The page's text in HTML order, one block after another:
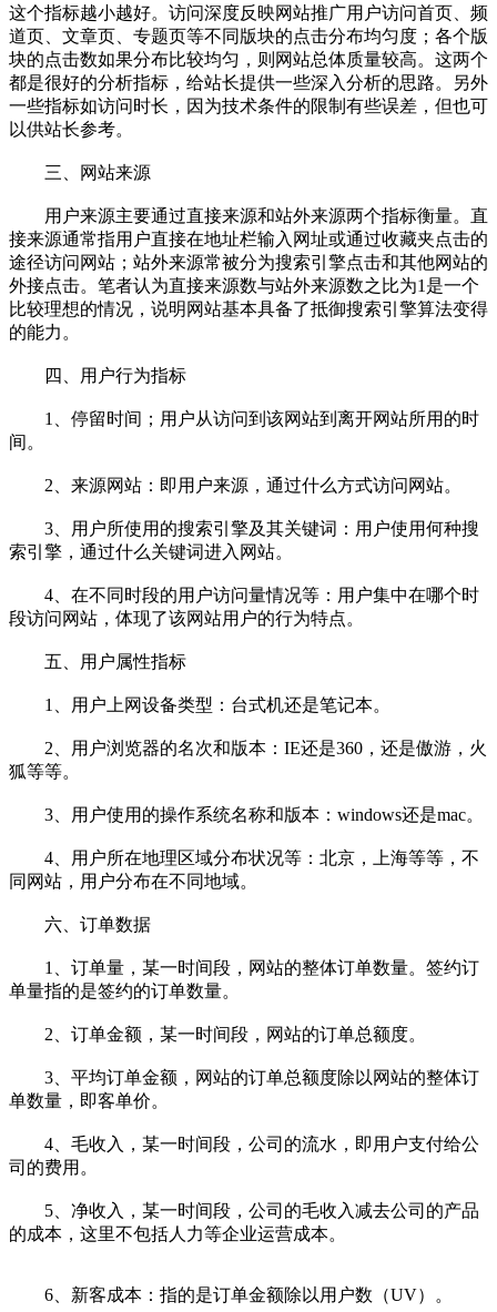
这个指标越小越好。访问深度反映网站推广用户访问首页、频
道页、文章页、专题页等不同版块的点击分布均匀度；各个版
块的点击数如果分布比较均匀，则网站总体质量较高。这两个
都是很好的分析指标，给站长提供一些深入分析的思路。另外
一些指标如访问时长，因为技术条件的限制有些误差，但也可
以供站长参考。
三、网站来源
用户来源主要通过直接来源和站外来源两个指标衡量。直
接来源通常指用户直接在地址栏输入网址或通过收藏夹点击的
途径访问网站；站外来源常被分为搜索引擎点击和其他网站的
外接点击。笔者认为直接来源数与站外来源数之比为1是一个
比较理想的情况，说明网站基本具备了抵御搜索引擎算法变得
的能力。
四、用户行为指标
1、停留时间；用户从访问到该网站到离开网站所用的时
间。
2、来源网站：即用户来源，通过什么方式访问网站。
3、用户所使用的搜索引擎及其关键词：用户使用何种搜
索引擎，通过什么关键词进入网站。
4、在不同时段的用户访问量情况等：用户集中在哪个时
段访问网站，体现了该网站用户的行为特点。
五、用户属性指标
1、用户上网设备类型：台式机还是笔记本。
2、用户浏览器的名次和版本：IE还是360，还是傲游，火
狐等等。
3、用户使用的操作系统名称和版本：windows还是mac。
4、用户所在地理区域分布状况等：北京，上海等等，不
同网站，用户分布在不同地域。
六、订单数据
1、订单量，某一时间段，网站的整体订单数量。签约订
单量指的是签约的订单数量。
2、订单金额，某一时间段，网站的订单总额度。
3、平均订单金额，网站的订单总额度除以网站的整体订
单数量，即客单价。
4、毛收入，某一时间段，公司的流水，即用户支付给公
司的费用。
5、净收入，某一时间段，公司的毛收入减去公司的产品
的成本，这里不包括人力等企业运营成本。
6、新客成本：指的是订单金额除以用户数（UV）。